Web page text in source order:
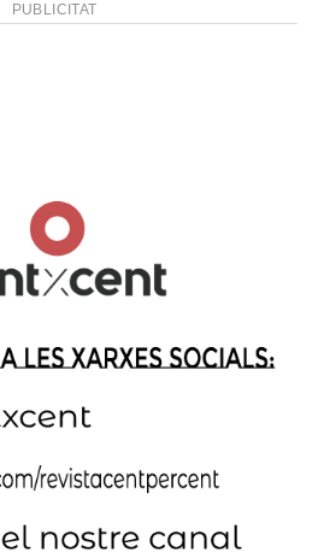
PUBLICITAT